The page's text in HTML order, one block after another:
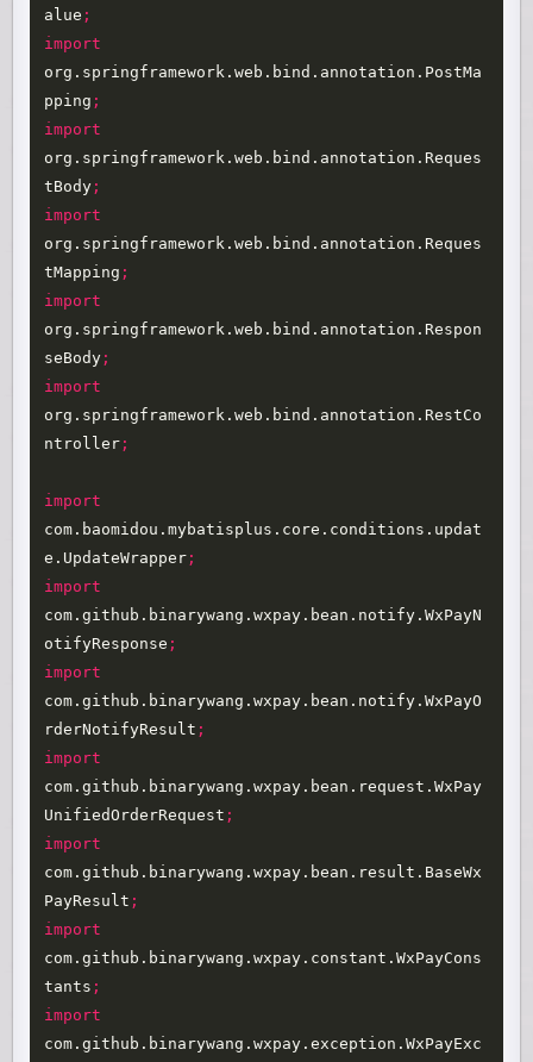
alue ;
import
org.springframework.web.bind.annotation.PostMa
pping ;
import
org.springframework.web.bind.annotation.Reques
tBody ;
import
org.springframework.web.bind.annotation.Reques
tMapping ;
import
org.springframework.web.bind.annotation.Respon
seBody ;
import
org.springframework.web.bind.annotation.RestCo
ntroller ;
import
com.baomidou.mybatisplus.core.conditions.updat
e.UpdateWrapper ;
import
com.github.binarywang.wxpay.bean.notify.WxPayN
otifyResponse ;
import
com.github.binarywang.wxpay.bean.notify.WxPayO
rderNotifyResult ;
import
com.github.binarywang.wxpay.bean.request.WxPay
UnifiedOrderRequest ;
import
com.github.binarywang.wxpay.bean.result.BaseWx
PayResult ;
import
com.github.binarywang.wxpay.constant.WxPayCons
tants ;
import
com.github.binarywang.wxpay.exception.WxPayExc